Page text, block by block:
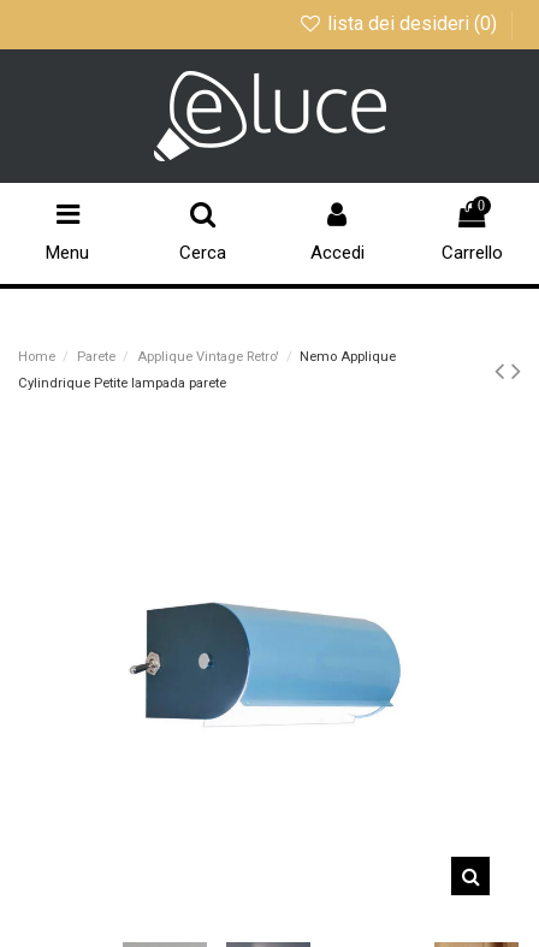
lista dei desideri (0)
Menu Cerca Accedi
0
Carrello
Home Parete Applique Vintage Retro'
Nemo Applique
Cylindrique Petite lampada parete